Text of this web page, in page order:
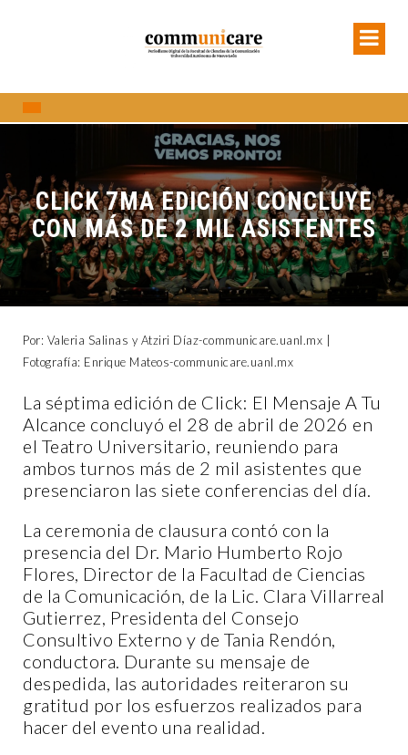
CLICK 7MA EDICIÓN CONCLUYE
CON MÁS DE 2 MIL ASISTENTES
Por: Valeria Salinas y Atziri Díaz-communicare.uanl.mx |
Fotografía: Enrique Mateos-communicare.uanl.mx
La séptima edición de Click: El Mensaje A Tu
Alcance concluyó el 28 de abril de 2026 en
el Teatro Universitario, reuniendo para
ambos turnos más de 2 mil asistentes que
presenciaron las siete conferencias del día.
La ceremonia de clausura contó con la
presencia del Dr. Mario Humberto Rojo
Flores, Director de la Facultad de Ciencias
de la Comunicación, de la Lic. Clara Villarreal
Gutierrez, Presidenta del Consejo
Consultivo Externo y de Tania Rendón,
conductora. Durante su mensaje de
despedida, las autoridades reiteraron su
gratitud por los esfuerzos realizados para
hacer del evento una realidad.